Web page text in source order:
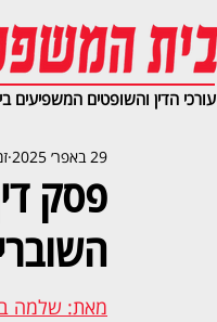
עורכי הדין והשופטים המשפיעים
פסק
29 באפר׳ 2025
מאת: שלמה